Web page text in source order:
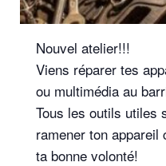
Nouvel atelier!!!
Viens réparer tes
ou multimédia au
Tous les outils utiles
ramener ton
ta bonne volonté!